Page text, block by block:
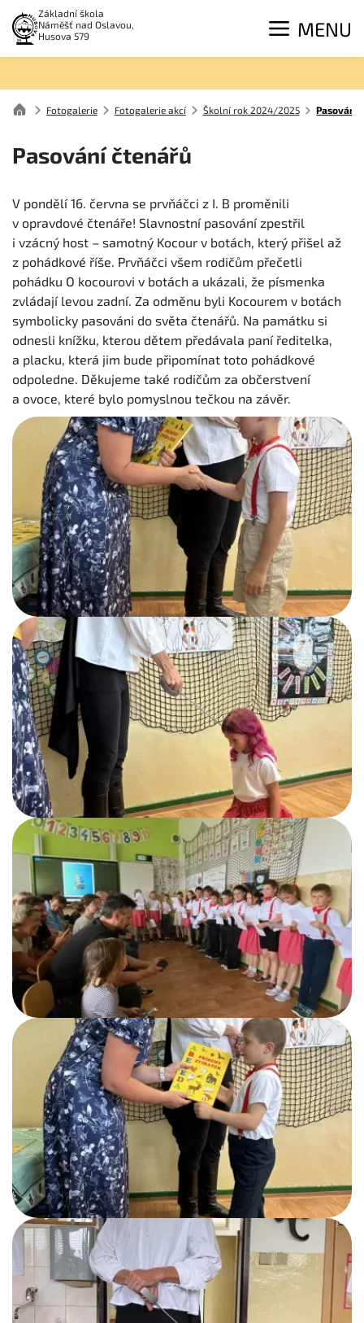
Základní škola
Náměšť nad Oslavou,
Husova 579
MENU
Fotogalerie Fotogalerie akcí Školní rok 2024/2025 Pasování
Pasování čtenářů
V pondělí 16. června se prvňáčci z I. B proměnili
v opravdové čtenáře! Slavnostní pasování zpestřil
i vzácný host – samotný Kocour v botách, který přišel až
z pohádkové říše. Prvňáčci všem rodičům přečetli
pohádku O kocourovi v botách a ukázali, že písmenka
zvládají levou zadní. Za odměnu byli Kocourem v botách
symbolicky pasováni do světa čtenářů. Na památku si
odnesli knížku, kterou dětem předávala paní ředitelka,
a placku, která jim bude připomínat toto pohádkové
odpoledne. Děkujeme také rodičům za občerstvení
a ovoce, které bylo pomyslnou tečkou na závěr.